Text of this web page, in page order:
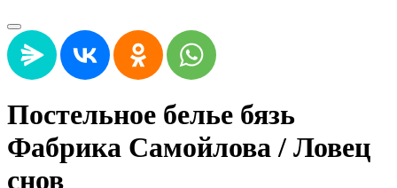
Постельное белье бязь
Фабрика Самойлова / Ловец
снов